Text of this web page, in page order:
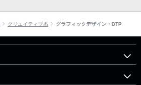
クリエイティブ系 グラフィックデザイン・DTP